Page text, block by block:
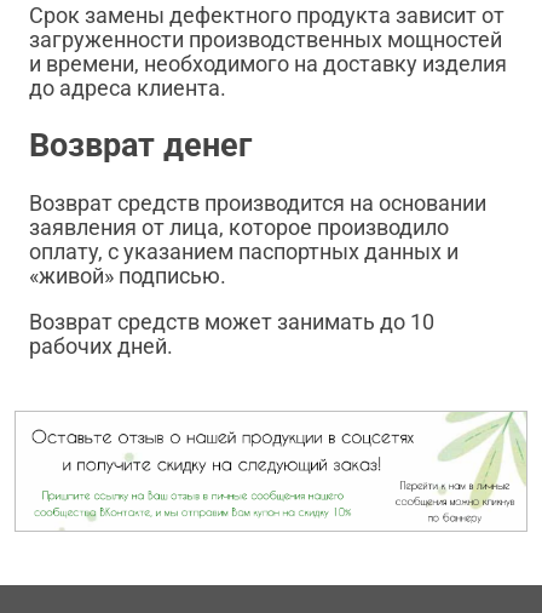
Срок замены дефектного продукта зависит от
загруженности производственных мощностей
и времени, необходимого на доставку изделия
до адреса клиента.
Возврат денег
Возврат средств производится на основании
заявления от лица, которое производило
оплату, с указанием паспортных данных и
«живой» подписью.
Возврат средств может занимать до 10
рабочих дней.